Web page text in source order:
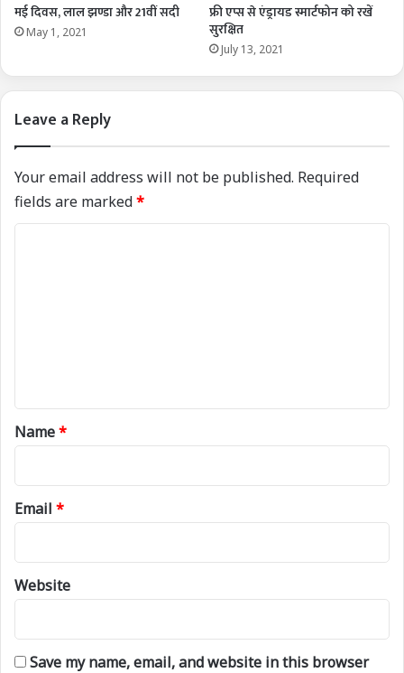
मई दिवस, लाल झण्डा और 21वीं सदी
May 1, 2021
फ्री एप्स से एंड्रायड स्मार्टफोन को रखें
सुरक्षित
July 13, 2021
Leave a Reply
Your email address will not be published. Required
fields are marked*
*
Name*
Email *
Website
Save my name, email, and website in this browser